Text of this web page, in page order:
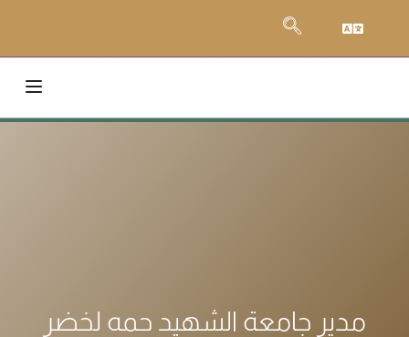
مدير جامعة الشهيد حمه لخضر